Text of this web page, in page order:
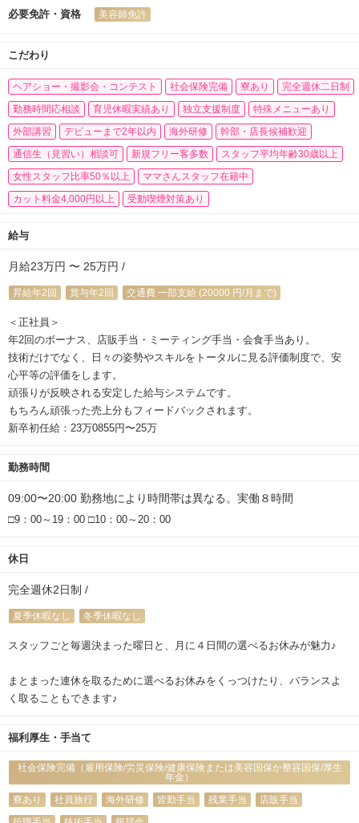
必要免許・資格 美容師免許
こだわり
ヘアショー・撮影会・コンテスト 社会保険完備 寮あり
完全週休二日制
勤務時間応相談
育児休暇実績あり 独立支援制度
特殊メニューあり
外部講習
デビューまで2年以内 海外研修
幹部・店長候補歓迎
通信生（見習い）相談可
新規フリー客多数
スタッフ平均年齢30歳以上
女性スタッフ比率50％以上
ママさんスタッフ在籍中
カット料金4,000円以上
受動喫煙対策あり
給与
月給23万円 〜 25万円 /
昇給年2回 賞与年2回 交通費 一部支給 (20000 円/月まで)
＜正社員＞
年2回のボーナス、店販手当・ミーティング手当・会食手当あり。
技術だけでなく、日々の姿勢やスキルをトータルに見る評価制度で、安
心平等の評価をします。
頑張りが反映される安定した給与システムです。
もちろん頑張った売上分もフィードバックされます。
新卒初任給：23万0855円〜25万
勤務時間
09:00〜20:00 勤務地により時間帯は異なる。実働８時間
□9：00～19：00 □10：00～20：00
休日
完全週休2日制 /
夏季休暇なし 冬季休暇なし
スタッフごと毎週決まった曜日と、月に４日間の選べるお休みが魅力♪
まとまった連休を取るために選べるお休みをくっつけたり、バランスよ
く取ることもできます♪
福利厚生・手当て
社会保険完備（雇用保険/労災保険/健康保険または美容国保か整容国保/厚生
年金）
寮あり
社員旅行 海外研修 皆勤手当 残業手当
店販手当